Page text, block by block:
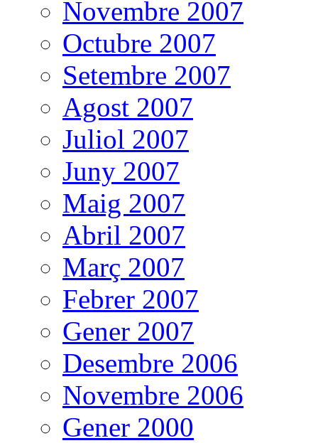
Novembre 2007
Octubre 2007
Setembre 2007
Agost 2007
Juliol 2007
Juny 2007
Maig 2007
Abril 2007
Març 2007
Febrer 2007
Gener 2007
Desembre 2006
Novembre 2006
Gener 2000